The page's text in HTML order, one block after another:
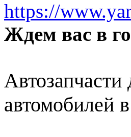
https://
Ждем вас в
автомобилей